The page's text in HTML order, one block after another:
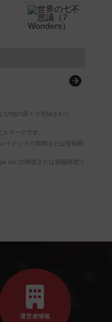
他の国々で登録された
マークです。
イテッドの商標または登録商
Inc.の商標または登録商標で
運営者情報